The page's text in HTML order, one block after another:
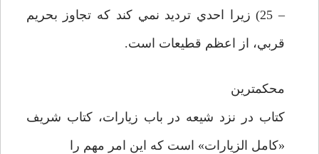
– 25) زيرا احدي ترديد نمي کند که تجاوز بحريم
قربي، از اعظم قطيعات است.
محکمترين
کتاب در نزد شيعه در باب زيارات، کتاب شريف
«کامل الزيارات» است که اين امر مهم را